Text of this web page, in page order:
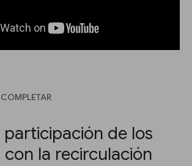
participación de los
con la recirculación